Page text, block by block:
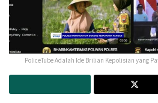
PoliceTube Adalah Ide Brilian Kepolisian yang